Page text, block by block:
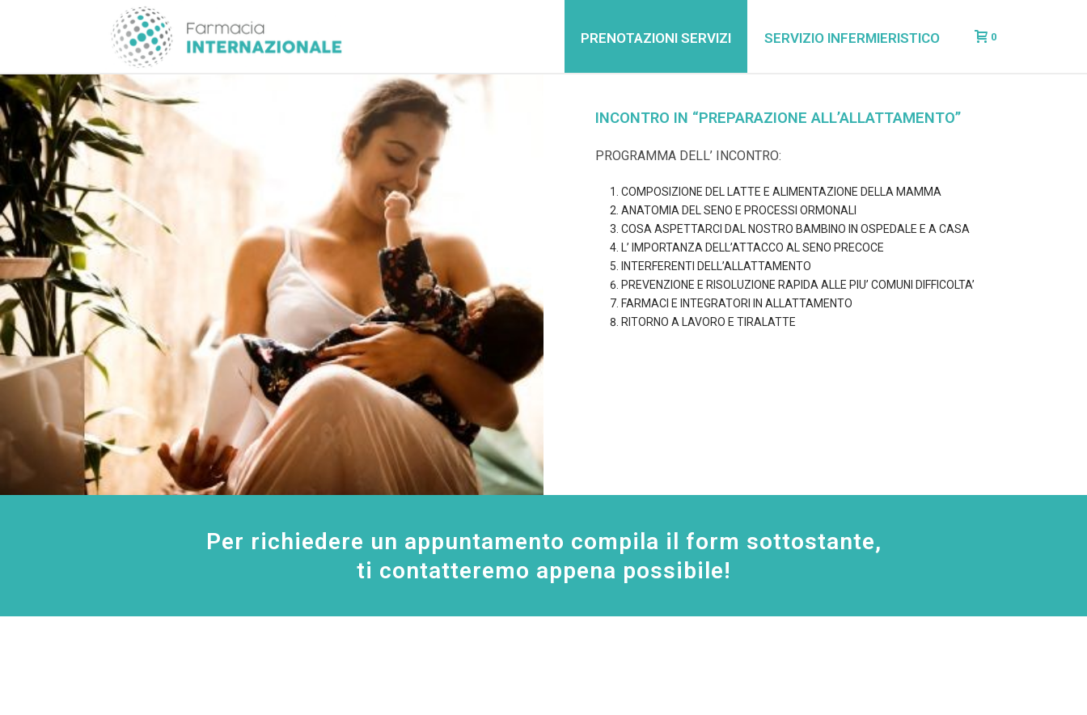
PRENOTAZIONI SERVIZI SERVIZIO INFERMIERISTICO 0
INCONTRO IN “PREPARAZIONE ALL’ALLATTAMENTO”
PROGRAMMA DELL’ INCONTRO:
COMPOSIZIONE DEL LATTE E ALIMENTAZIONE DELLA MAMMA
ANATOMIA DEL SENO E PROCESSI ORMONALI
COSA ASPETTARCI DAL NOSTRO BAMBINO IN OSPEDALE E A CASA
L’ IMPORTANZA DELL’ATTACCO AL SENO PRECOCE
INTERFERENTI DELL’ALLATTAMENTO
PREVENZIONE E RISOLUZIONE RAPIDA ALLE PIU’ COMUNI DIFFICOLTA’
FARMACI E INTEGRATORI IN ALLATTAMENTO
RITORNO A LAVORO E TIRALATTE
Per richiedere un appuntamento compila il form sottostante,
ti contatteremo appena possibile!